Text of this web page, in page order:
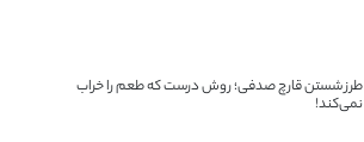
طرز شستن قارچ صدفی؛ روش درست که طعم را خراب
نمی‌کند!